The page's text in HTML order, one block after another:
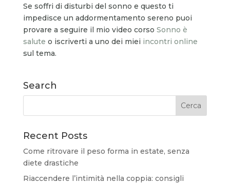
Se soffri di disturbi del sonno e questo ti
impedisce un addormentamento sereno puoi
provare a seguire il mio video corso Sonno è
salute o iscriverti a uno dei miei incontri online
sul tema.
Search
Recent Posts
Come ritrovare il peso forma in estate, senza
diete drastiche
Riaccendere l’intimità nella coppia: consigli